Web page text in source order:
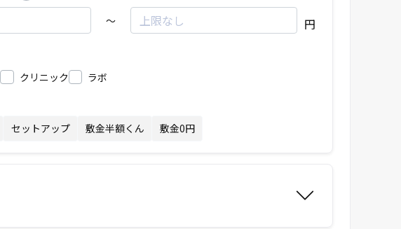
～
円
クリニック
ラボ
セットアップ 敷金半額くん 敷金0円